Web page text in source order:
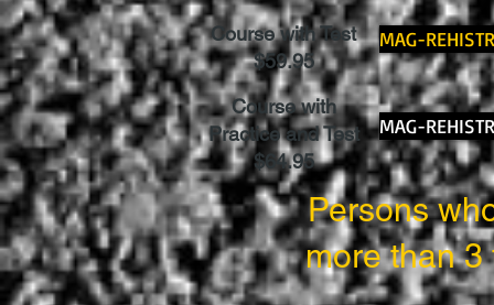
MAG-
Course with Test
$59.95
Course with
Practice and Test
$64.95
MAG-
Persons
more than